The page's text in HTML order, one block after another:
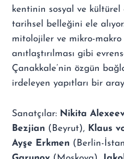
kentinin sosyal ve kültürel
tarihsel belleğini ele
mitolojiler ve mikro-
anıtlaştırılması gibi
Çanakkale’nin özgün
irdeleyen yapıtları bir
Sanatçılar: Nikita
Bezjian (Beyrut), Klaus
Ayşe Erkmen (Berlin-